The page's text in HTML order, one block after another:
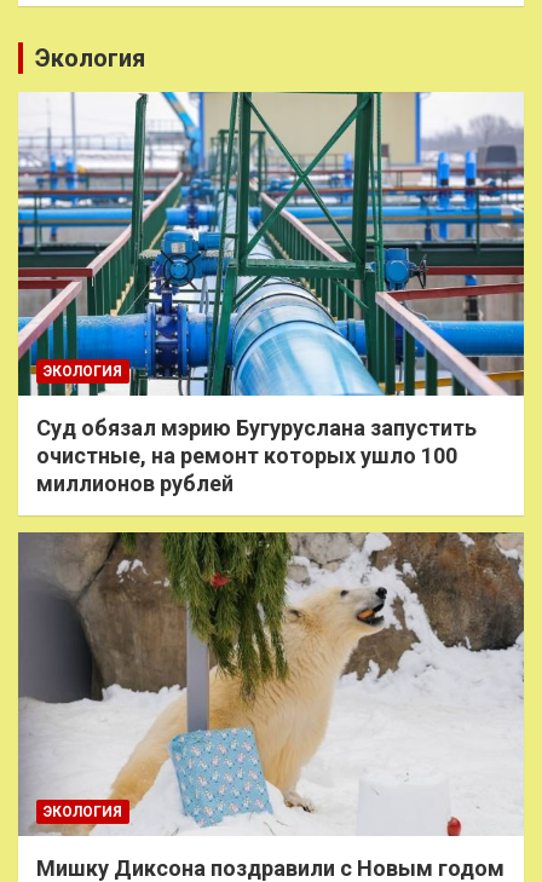
Экология
ЭКОЛОГИЯ
Суд обязал мэрию Бугуруслана запустить
очистные, на ремонт которых ушло 100
миллионов рублей
ЭКОЛОГИЯ
Мишку Диксона поздравили с Новым годом